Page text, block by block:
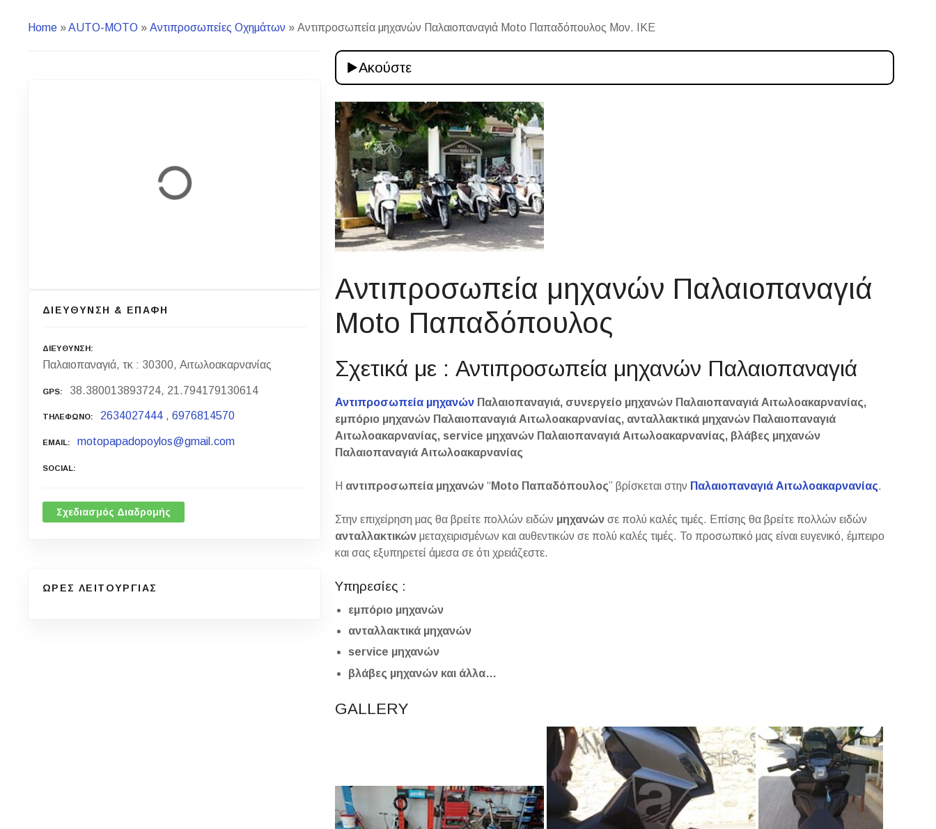
Home »AUTO-MOTO » Αντιπροσωπείες Οχημάτων » Αντιπροσωπεία μηχανών Παλαιοπαναγιά Moto Παπαδόπουλος Μον. ΙΚΕ
ΔΙΕΥΘΥΝΣΗ & ΕΠΑΦΗ
ΔΙΕΥΘΥΝΣΗ
Παλαιοπαναγιά, τκ : 30300, Αιτωλοακαρνανίας
GPS 38.380013893724, 21.794179130614
ΤΗΛΕΦΩΝΟ 2634027444 , 6976814570
EMAIL motopapadopoylos@gmail.com
SOCIAL
Σχεδιασμός Διαδρομής
ΩΡΕΣ ΛΕΙΤΟΥΡΓΙΑΣ
Ακούστε
Αντιπροσωπεία μηχανών Παλαιοπαναγιά
Moto Παπαδόπουλος
Σχετικά με : Αντιπροσωπεία μηχανών Παλαιοπαναγιά
Αντιπροσωπεία μηχανών Παλαιοπαναγιά, συνεργείο μηχανών Παλαιοπαναγιά Αιτωλοακαρνανίας,
εμπόριο μηχανών Παλαιοπαναγιά Αιτωλοακαρνανίας, ανταλλακτικά μηχανών Παλαιοπαναγιά
Αιτωλοακαρνανίας, service μηχανών Παλαιοπαναγιά Αιτωλοακαρνανίας, βλάβες μηχανών
Παλαιοπαναγιά Αιτωλοακαρνανίας
Η αντιπροσωπεία μηχανών “ Moto Παπαδόπουλος” βρίσκεται στην Παλαιοπαναγιά Αιτωλοακαρνανίας.
Στην επιχείρηση μας θα βρείτε πολλών ειδών μηχανών σε πολύ καλές τιμές. Επίσης θα βρείτε πολλών ειδών
ανταλλακτικών μεταχειρισμένων και αυθεντικών σε πολύ καλές τιμές. Το προσωπικό μας είναι ευγενικό, έμπειρο
και σας εξυπηρετεί άμεσα σε ότι χρειάζεστε.
Υπηρεσίες :
εμπόριο μηχανών
ανταλλακτικά μηχανών
service μηχανών
βλάβες μηχανών και άλλα…
GALLERY